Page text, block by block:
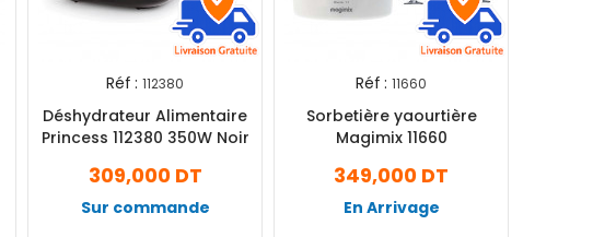
Réf : 112380
Déshydrateur Alimentaire
Princess 112380 350W Noir
309,000 DT
Sur commande
Réf : 11660
Sorbetière yaourtière
Magimix 11660
349,000 DT
En Arrivage